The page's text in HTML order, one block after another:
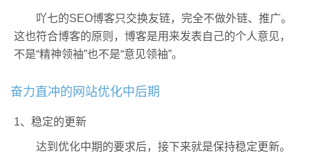
吖七的SEO博客只交换友链，完全不做外链、推广。
这也符合博客的原则，博客是用来发表自己的个人意见，
不是“精神领袖”也不是“意见领袖”。
奋力直冲的网站优化中后期
1、稳定的更新
达到优化中期的要求后，接下来就是保持稳定更新。